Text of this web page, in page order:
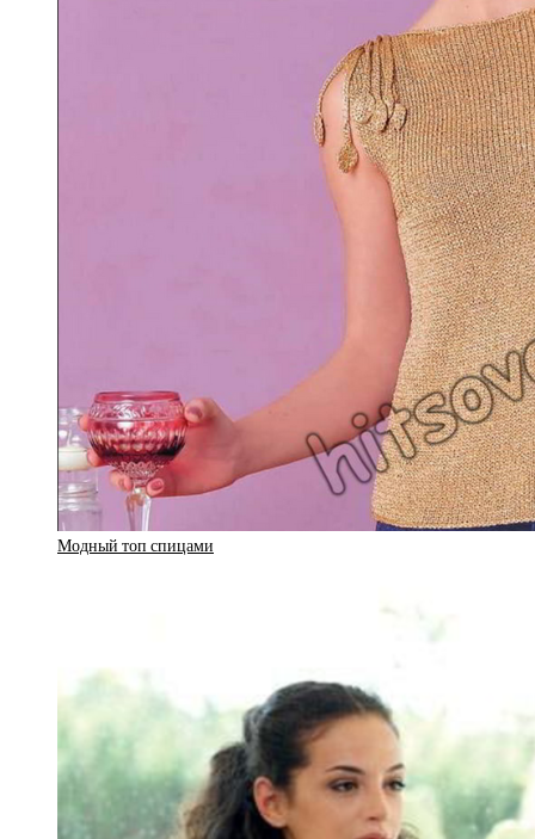
Модный топ спицами